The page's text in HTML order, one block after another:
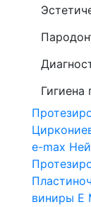
Гигиена
e-max
виниры E